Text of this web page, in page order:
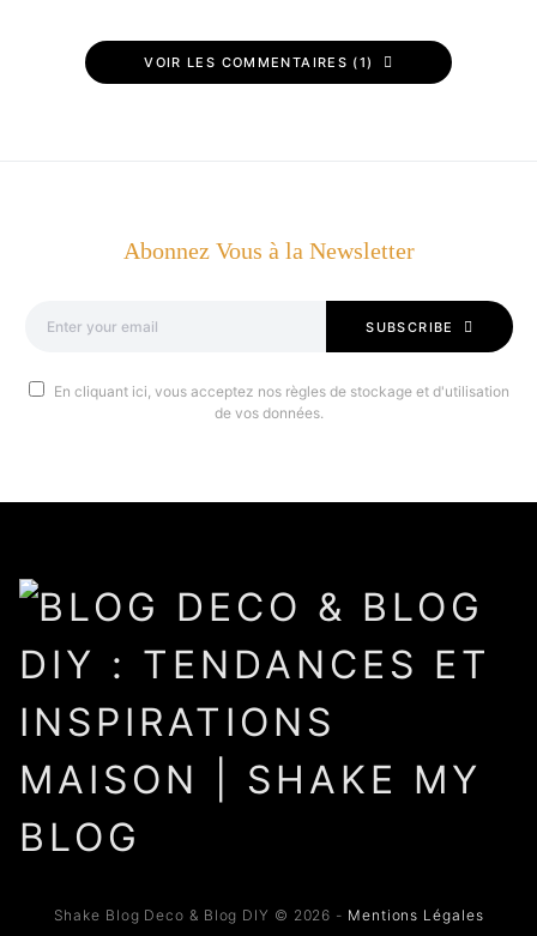
VOIR LES COMMENTAIRES (1)
Abonnez Vous à la Newsletter
SUBSCRIBE
En cliquant ici, vous acceptez nos règles de stockage et d'utilisation
de vos données.
Shake Blog Deco & Blog DIY © 2026 - Mentions Légales